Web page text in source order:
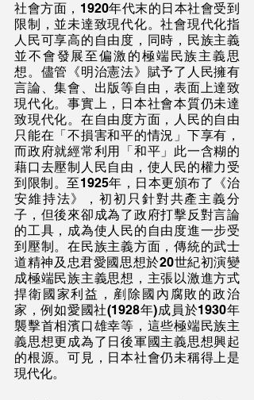
社會方面，1920年代末的日本社會受到
限制，並未達致現代化。社會現代化指
人民可享高的自由度，同時，民族主義
並不會發展至偏激的極端民族主義思
想。儘管《明治憲法》賦予了人民擁有
言論、集會、出版等自由，表面上達致
現代化。事實上，日本社會本質仍未達
致現代化。在自由度方面，人民的自由
只能在「不損害和平的情況」下享有，
而政府就經常利用「和平」此一含糊的
藉口去壓制人民自由，使人民的權力受
到限制。至1925年，日本更頒布了《治
安維持法》，初初只針對共產主義分
子，但後來卻成為了政府打擊反對言論
的工具，成為使人民的自由度進一步受
到壓制。在民族主義方面，傳統的武士
道精神及忠君愛國思想於20世紀初演變
成極端民族主義思想，主張以激進方式
捍衛國家利益，剷除國內腐敗的政治
家，例如愛國社(1928年)成員於1930年
襲擊首相濱口雄幸等，這些極端民族主
義思想更成為了日後軍國主義思想興起
的根源。可見，日本社會仍未稱得上是
現代化。